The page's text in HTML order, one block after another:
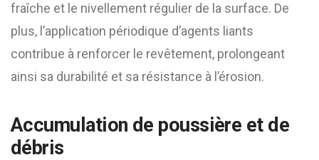
fraîche et le nivellement régulier de la surface. De
plus, l’application périodique d’agents liants
contribue à renforcer le revêtement, prolongeant
ainsi sa durabilité et sa résistance à l’érosion.
Accumulation de poussière et de
débris